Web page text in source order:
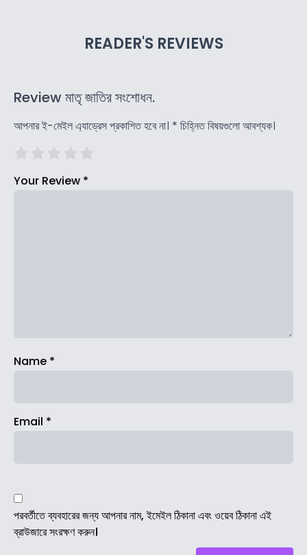
READER'S REVIEWS
Review মাতৃ জাতির সংশোধন.
আপনার ই-মেইল এ্যাড্রেস প্রকাশিত হবে না। * চিহ্নিত বিষয়গুলো আবশ্যক।
Your Review *
Name *
Email *
পরবর্তীতে ব্যবহারের জন্য আপনার নাম, ইমেইল ঠিকানা এবং ওয়েব ঠিকানা এই
ব্রাউজারে সংরক্ষণ করুন।